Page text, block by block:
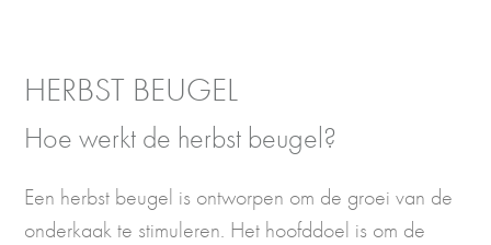
HERBST BEUGEL
Hoe werkt de herbst beugel?
Een herbst beugel is ontworpen om de groei van de
onderkaak te stimuleren. Het hoofddoel is om de